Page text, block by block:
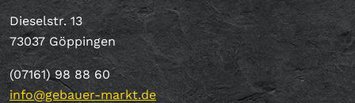
Dieselstr. 13
73037 Göppingen
(07161) 98 88 60
info@gebauer-markt.de